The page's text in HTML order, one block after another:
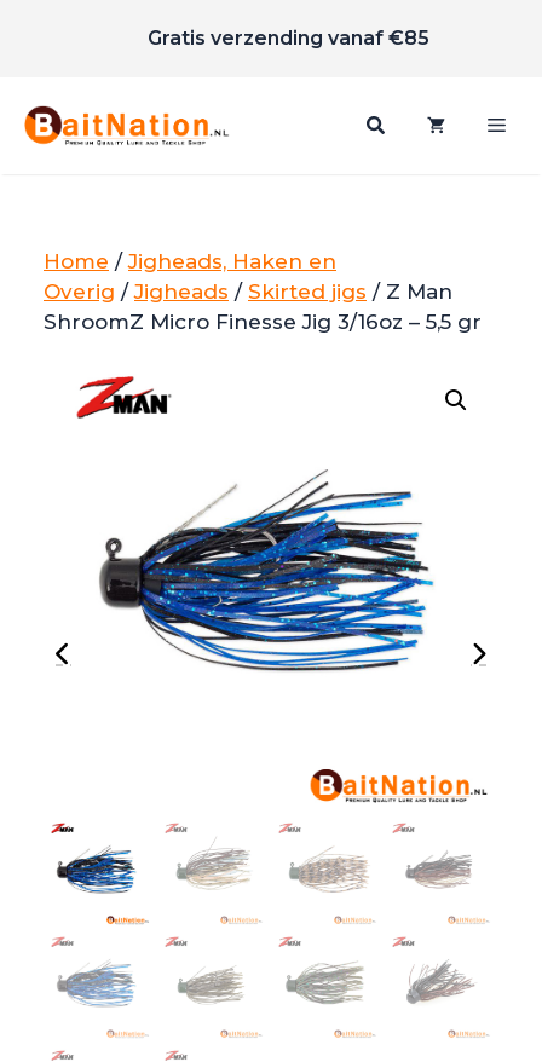
inhoud
Gratis verzending vanaf €85
Home /Jigheads, Haken en
Overig /Jigheads / Skirted jigs / Z Man
ShroomZ Micro Finesse Jig 3/16oz – 5,5 gr